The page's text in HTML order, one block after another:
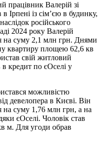
працівник Валерій зі
із сім’єю в будинку,
російського
2024 року Валерій
на суму 2,1 млн грн. Днями
квартиру площею 62,6 кв
свій житловий
кредит по єОселі у
можливістю
девелопера в Києві. Він
на суму 1,76 млн грн, а на
єОселі. Чоловік став
м. Для угоди обрав